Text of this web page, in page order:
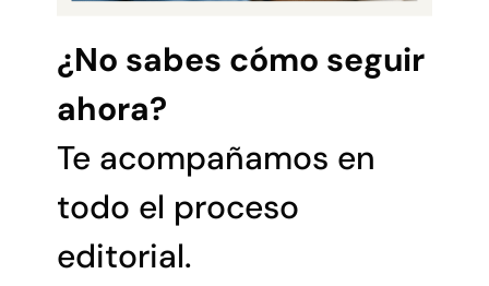
¿No sabes cómo seguir
ahora?
Te acompañamos en
todo el proceso
editorial.